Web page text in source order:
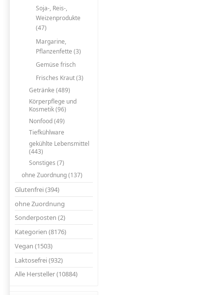
Soja-, Reis-,
Weizenprodukte
(47)
Margarine,
Pflanzenfette (3)
Gemüse frisch
Frisches Kraut (3)
Getränke (489)
Körperpflege und
Kosmetik (96)
Nonfood (49)
Tiefkühlware
gekühlte Lebensmittel
(443)
Sonstiges (7)
ohne Zuordnung (137)
Glutenfrei (394)
ohne Zuordnung
Sonderposten (2)
Kategorien (8176)
Vegan (1503)
Laktosefrei (932)
Alle Hersteller (10884)